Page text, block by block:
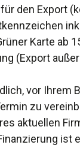
den Export
Karte ab
(Export
vor Ihrem
zu
aktuellen
ist